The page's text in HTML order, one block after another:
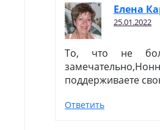
Елена
25.01.2022
То, что не
поддерживаете
Ответить